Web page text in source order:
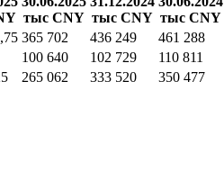
тыс CNY тыс CNY тыс CNY
365 702 436 249
461 288
100 640 102 729
110 811
265 062 333 520
350 477